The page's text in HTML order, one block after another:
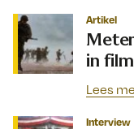
Artikel
in film
Lees
Interview